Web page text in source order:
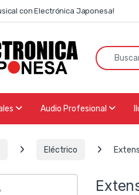
con Electrónica Japonesa!
Search
Audio Profesional
Eléctrico